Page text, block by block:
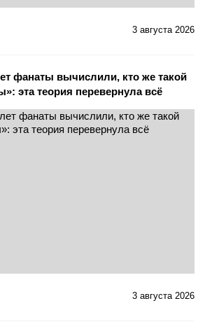
3 августа 2026
фанаты вычислили, кто же такой
эта теория перевернула всё
3 августа 2026